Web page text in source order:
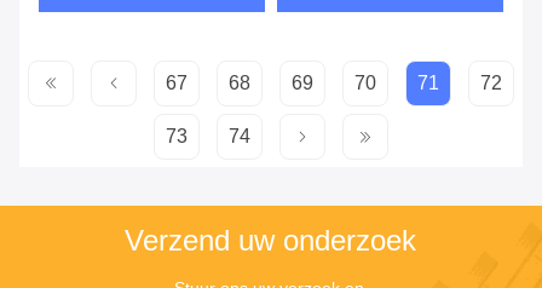
67 68 69 70 71 72
73 74
Verzend uw onderzoek